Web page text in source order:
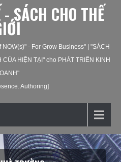
SÁCH CHO THẾ
- For Grow Business" | "SÁCH
HIỆN TẠI" cho PHÁT TRIỂN KINH
Authoring]